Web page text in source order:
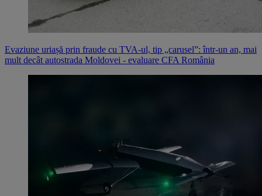
Evaziune uriașă prin fraude cu TVA-ul, tip „carusel”: într-un an, mai
mult decât autostrada Moldovei - evaluare CFA România